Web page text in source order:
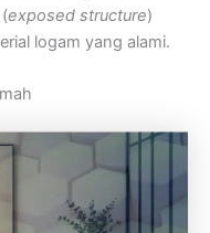
exposed structure)
logam yang alami.